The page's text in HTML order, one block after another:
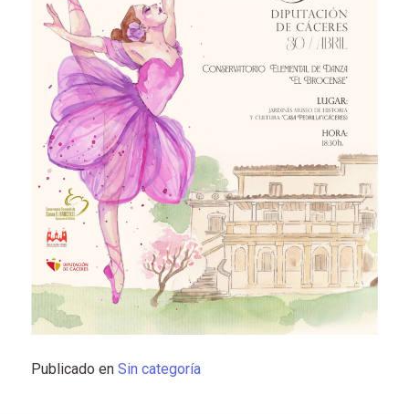
Publicado en Sin categoría